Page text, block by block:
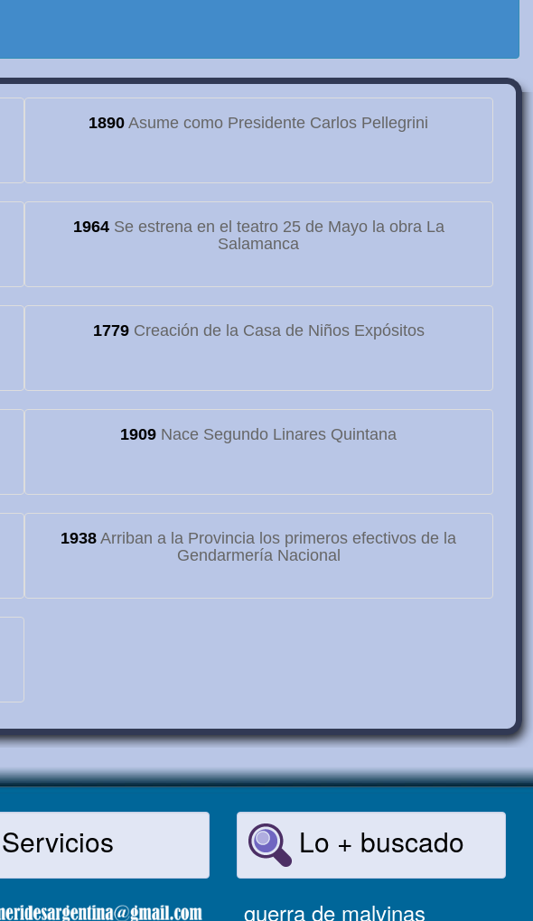
1890 Asume como Presidente Carlos Pellegrini
1964Se estrena en el teatro 25 de Mayo la obra La
Salamanca
1779Creación de la Casa de Niños Expósitos
1909 Nace Segundo Linares Quintana
1938 Arriban a la Provincia los primeros efectivos de la
Gendarmería Nacional
Servicios Lo + buscado
guerra de malvinas